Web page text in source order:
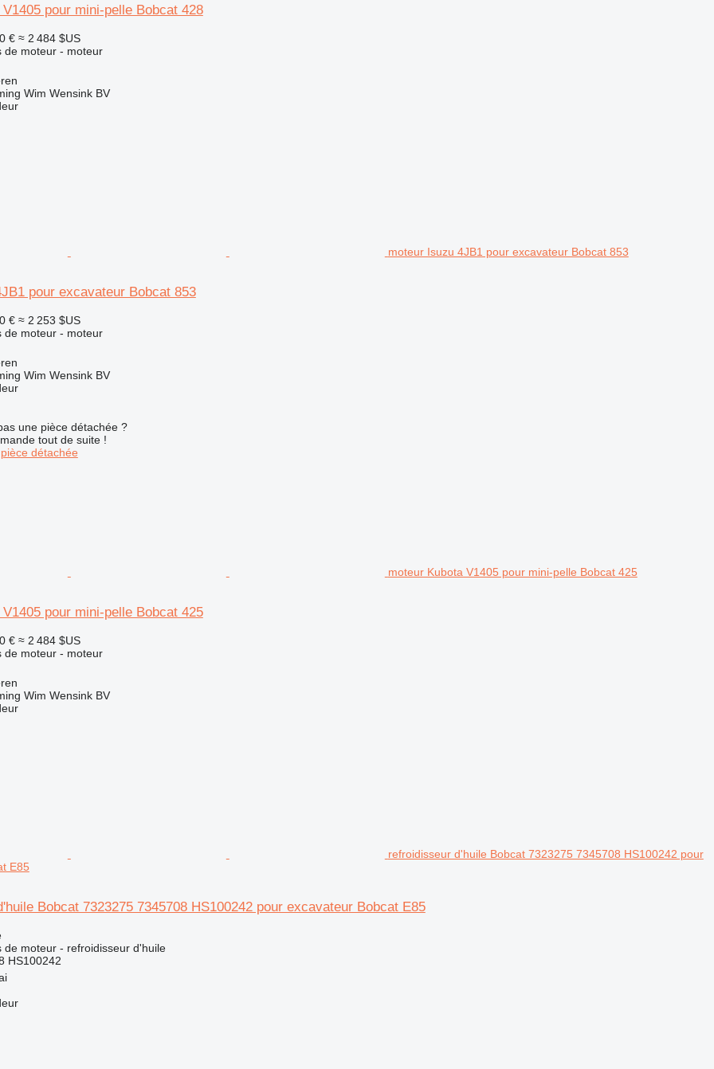
pour mini-pelle Bobcat 428
€ ≈ 2 484 $US
de moteur - moteur
Wim Wensink BV
moteur Isuzu 4JB1 pour excavateur Bobcat 853
pour excavateur Bobcat 853
€ ≈ 2 253 $US
de moteur - moteur
Wim Wensink BV
une pièce détachée ?
tout de suite !
détachée
moteur Kubota V1405 pour mini-pelle Bobcat 425
pour mini-pelle Bobcat 425
€ ≈ 2 484 $US
de moteur - moteur
Wim Wensink BV
refroidisseur d'huile Bobcat 7323275 7345708 HS100242 pour
E85
Bobcat 7323275 7345708 HS100242 pour excavateur Bobcat E85
de moteur - refroidisseur d'huile
HS100242